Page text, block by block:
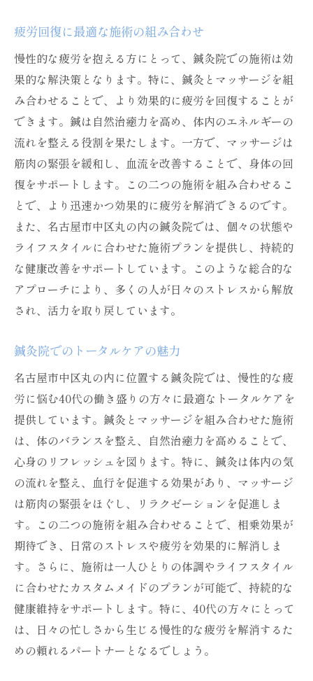
疲労回復に最適な施術の組み合わせ
慢性的な疲労を抱える方にとって、鍼灸院での施術は効
果的な解決策となります。特に、鍼灸とマッサージを組
み合わせることで、より効果的に疲労を回復することが
できます。鍼は自然治癒力を高め、体内のエネルギーの
流れを整える役割を果たします。一方で、マッサージは
筋肉の緊張を緩和し、血流を改善することで、身体の回
復をサポートします。この二つの施術を組み合わせるこ
とで、より迅速かつ効果的に疲労を解消できるのです。
また、名古屋市中区丸の内の鍼灸院では、個々の状態や
ライフスタイルに合わせた施術プランを提供し、持続的
な健康改善をサポートしています。このような総合的な
アプローチにより、多くの人が日々のストレスから解放
され、活力を取り戻しています。
鍼灸院でのトータルケアの魅力
名古屋市中区丸の内に位置する鍼灸院では、慢性的な疲
労に悩む40代の働き盛りの方々に最適なトータルケアを
提供しています。鍼灸とマッサージを組み合わせた施術
は、体のバランスを整え、自然治癒力を高めることで、
心身のリフレッシュを図ります。特に、鍼灸は体内の気
の流れを整え、血行を促進する効果があり、マッサージ
は筋肉の緊張をほぐし、リラクゼーションを促進しま
す。この二つの施術を組み合わせることで、相乗効果が
期待でき、日常のストレスや疲労を効果的に解消しま
す。さらに、施術は一人ひとりの体調やライフスタイル
に合わせたカスタムメイドのプランが可能で、持続的な
健康維持をサポートします。特に、40代の方々にとって
は、日々の忙しさから生じる慢性的な疲労を解消するた
めの頼れるパートナーとなるでしょう。